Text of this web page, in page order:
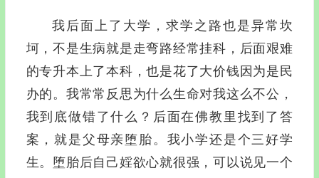
我后面上了大学，求学之路也是异常坎
坷，不是生病就是走弯路经常挂科，后面艰难
的专升本上了本科，也是花了大价钱因为是民
办的。我常常反思为什么生命对我这么不公，
我到底做错了什么？后面在佛教里找到了答
案，就是父母亲堕胎。我小学还是个三好学
生。堕胎后自己婬欲心就很强，可以说见一个